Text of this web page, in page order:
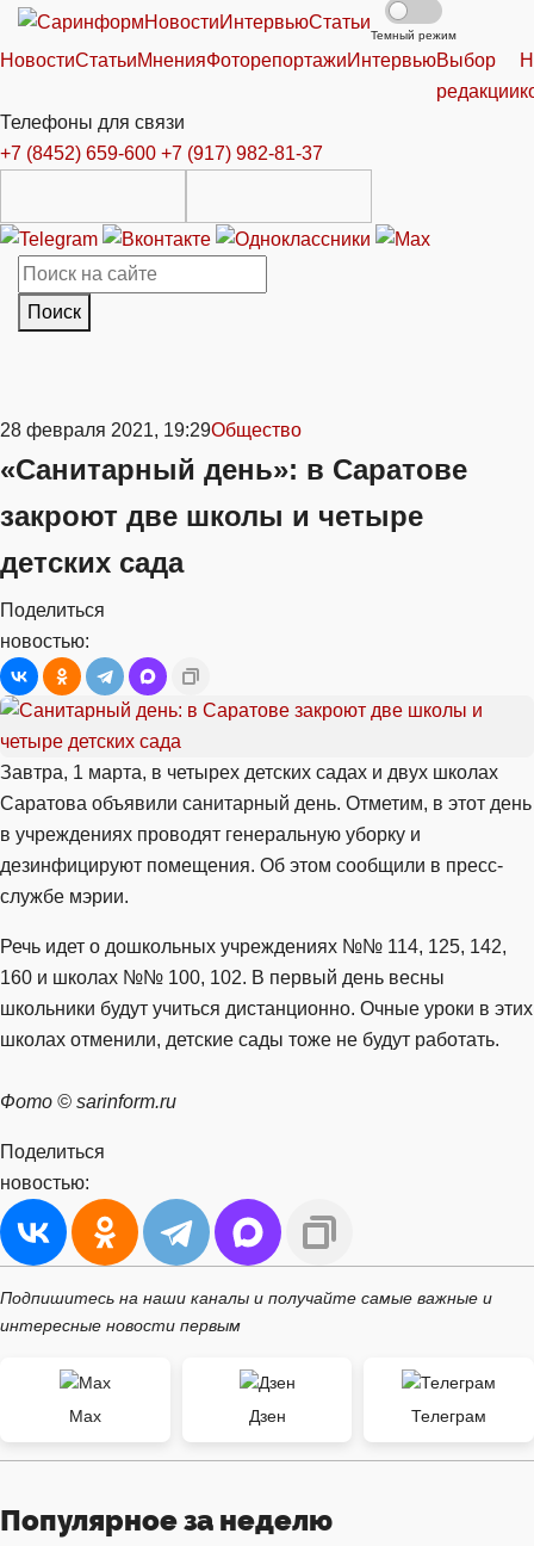
НовостиИнтервьюСтатьи
Темный режим
НовостиСтатьиМненияФоторепортажиИнтервьюВыбор
редакции
Телефоны для связи
+7 (8452) 659-600 +7 (917) 982-81-37
Поиск
28 февраля 2021, 19:29Общество
«Санитарный день»: в Саратове
закроют две школы и четыре
детских сада
Поделиться
новостью:
Завтра, 1 марта, в четырех детских садах и двух школах
Саратова объявили санитарный день. Отметим, в этот день
в учреждениях проводят генеральную уборку и
дезинфицируют помещения. Об этом сообщили в пресс-
службе мэрии.
Речь идет о дошкольных учреждениях №№ 114, 125, 142,
160 и школах №№ 100, 102. В первый день весны
школьники будут учиться дистанционно. Очные уроки в этих
школах отменили, детские сады тоже не будут работать.
Фото © sarinform.ru
Поделиться
новостью:
Подпишитесь на наши каналы и получайте самые важные и
интересные новости первым
Max Дзен Телеграм
Популярное за неделю